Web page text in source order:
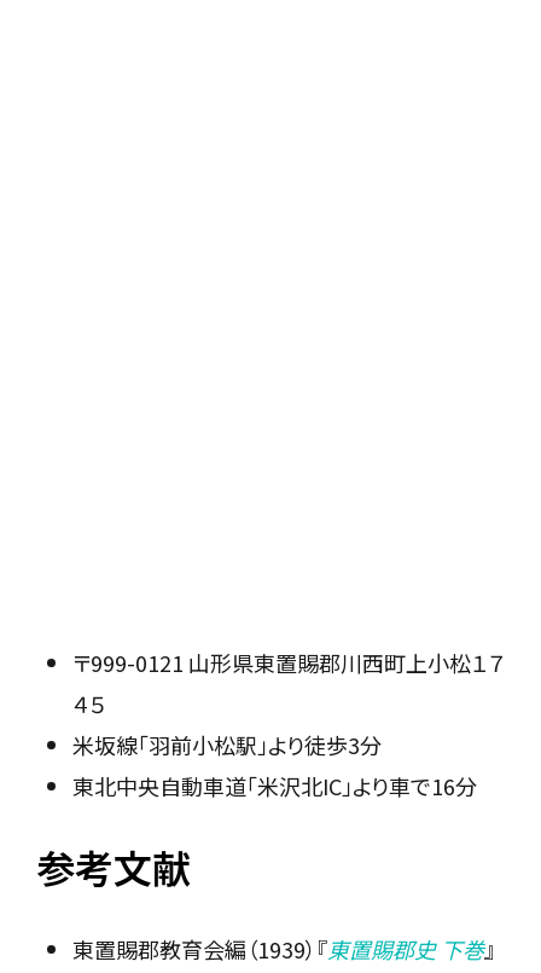
〒999-0121 山形県東置賜郡川西町上小松１７
４５
米坂線「羽前小松駅」より徒歩3分
東北中央自動車道「米沢北IC」より車で16分
参考文献
東置賜郡教育会編（1939）『東置賜郡史 下巻』